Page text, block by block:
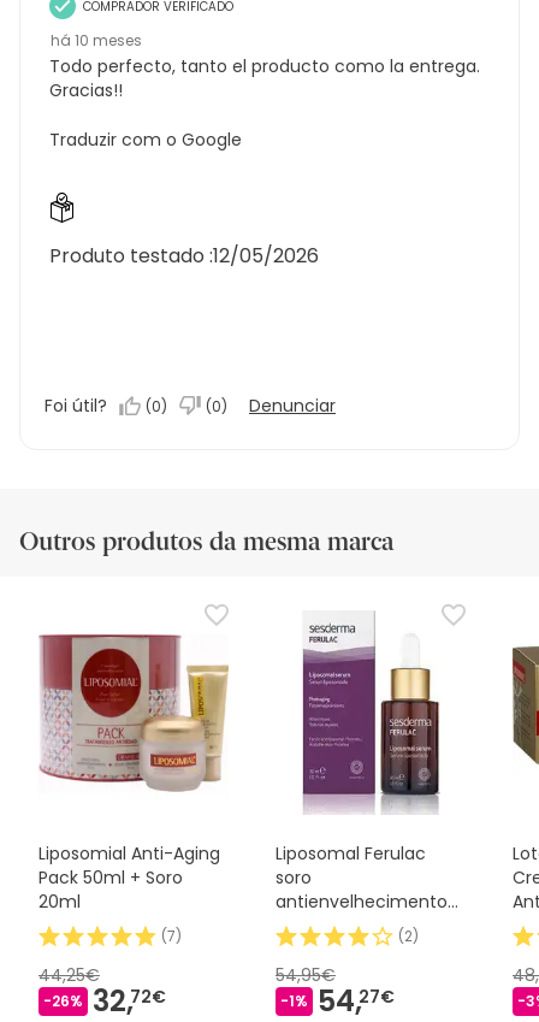
COMPRADOR VERIFICADO
há 10 meses
Todo perfecto, tanto el producto como la entrega.
Gracias!!
Traduzir com o Google
Produto testado :12/05/2026
Foi útil? (0) (0) Denunciar
Outros produtos da mesma marca
Liposomial Anti-Aging
Pack 50ml + Soro
20ml
(7)
44,25€
-26% 32,72€
Liposomal Ferulac
soro
antienvelhecimento
30ml
(2)
54,95€
-1% 54,27€ -